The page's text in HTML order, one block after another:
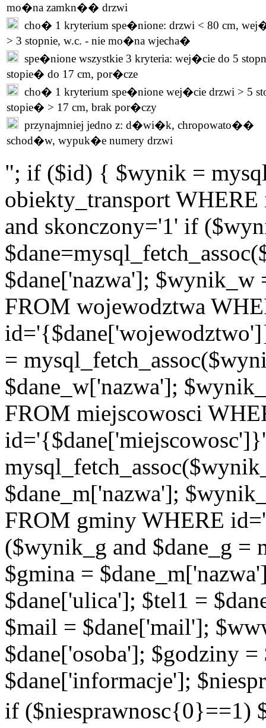
mo�na zamkn�� drzwi
cho� 1 kryterium spe�nione: drzwi < 80 cm,
> 3 stopnie, w.c. - nie mo�na wjecha�
spe�nione wszystkie 3 kryteria: wej�cie do 5
stopie� do 17 cm, por�cze
cho� 1 kryterium spe�nione wej�cie drzwi > 5
stopie� > 17 cm, brak por�czy
przynajmniej jedno z: d�wi�k, chropowato��
schod�w, wypuk�e numery drzwi
"; if ($id) { $wynik =
obiekty_transport
and skonczony='1' if
$dane['nazwa'];
FROM wojewodztwa
=
$dane_w['nazwa'];
FROM miejscowosci
$dane_m['nazwa'];
FROM gminy WHERE
($wynik_g and $dane_g =
$gmina =
$dane['ulica']; $tel1 =
$mail = $dane['mail'];
$dane['osoba']; $godziny
$dane['informacje'];
if ($niesprawnosc{0}==1)